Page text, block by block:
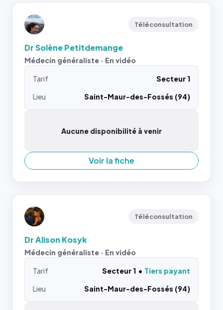
Téléconsultation
Dr Solène Petitdemange
Médecin généraliste · En vidéo
Tarif
Secteur 1
Lieu
Saint-Maur-des-Fossés (94)
Aucune disponibilité à venir
Voir la fiche
Téléconsultation
Dr Alison Kosyk
Médecin généraliste · En vidéo
Tarif Secteur 1
Tiers payant
Lieu
Saint-Maur-des-Fossés (94)